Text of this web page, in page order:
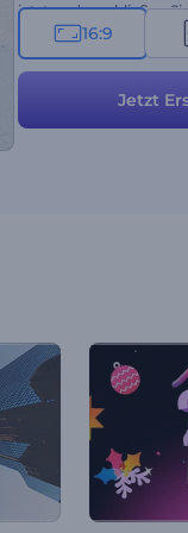
jetzt und erschließen
dynamischen Grunge-
16:9
Jetzt